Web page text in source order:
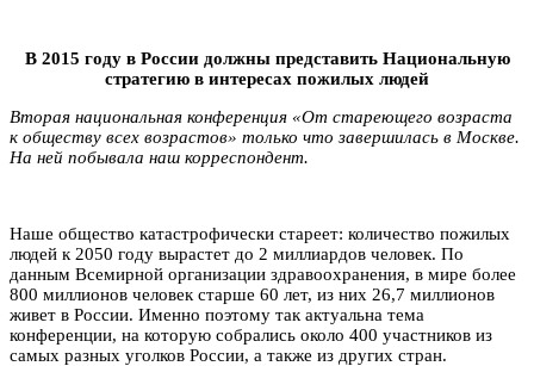
В 2015 году в России должны представить Национальную
стратегию в интересах пожилых людей
Вторая национальная конференция «От стареющего возраста
к обществу всех возрастов» только что завершилась в Москве.
На ней побывала наш корреспондент.
Наше общество катастрофически стареет: количество пожилых
людей к 2050 году вырастет до 2 миллиардов человек. По
данным Всемирной организации здравоохранения, в мире более
800 миллионов человек старше 60 лет, из них 26,7 миллионов
живет в России. Именно поэтому так актуальна тема
конференции, на которую собрались около 400 участников из
самых разных уголков России, а также из других стран.